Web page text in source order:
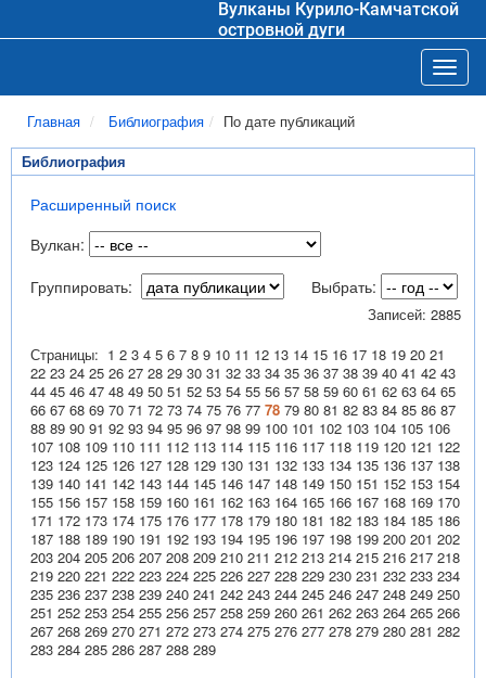
Вулканы Курило-Камчатской
островной дуги
Главная Библиография По дате публикаций
Библиография
Расширенный поиск
Вулкан:
Группировать:
Выбрать:
Записей: 2885
Страницы: 1 2 3 4 5 6 7 8 9 10 11 12 13 14 15 16 17 18 19 20 21
22 23 24 25 26 27 28 29 30 31 32 33 34 35 36 37 38 39 40 41 42 43
44 45 46 47 48 49 50 51 52 53 54 55 56 57 58 59 60 61 62 63 64 65
66 67 68 69 70 71 72 73 74 75 76 77 78 79 80 81 82 83 84 85 86 87
88 89 90 91 92 93 94 95 96 97 98 99 100 101 102 103 104 105 106
107 108 109 110 111 112 113 114 115 116 117 118 119 120 121 122
123 124 125 126 127 128 129 130 131 132 133 134 135 136 137 138
139 140 141 142 143 144 145 146 147 148 149 150 151 152 153 154
155 156 157 158 159 160 161 162 163 164 165 166 167 168 169 170
171 172 173 174 175 176 177 178 179 180 181 182 183 184 185 186
187 188 189 190 191 192 193 194 195 196 197 198 199 200 201 202
203 204 205 206 207 208 209 210 211 212 213 214 215 216 217 218
219 220 221 222 223 224 225 226 227 228 229 230 231 232 233 234
235 236 237 238 239 240 241 242 243 244 245 246 247 248 249 250
251 252 253 254 255 256 257 258 259 260 261 262 263 264 265 266
267 268 269 270 271 272 273 274 275 276 277 278 279 280 281 282
283 284 285 286 287 288 289